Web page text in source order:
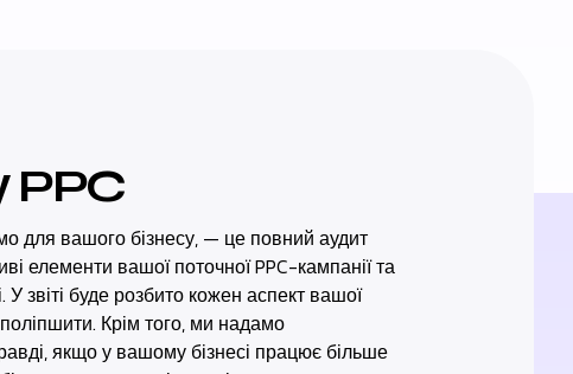
PPC
для вашого бізнесу, — це повний аудит
елементи вашої поточної PPC-кампанії та
звіті буде розбито кожен аспект вашої
Крім того, ми надамо
якщо у вашому бізнесі працює більше